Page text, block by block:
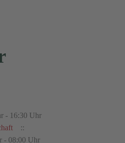
- 16:30 Uhr
::
- 08:00 Uhr